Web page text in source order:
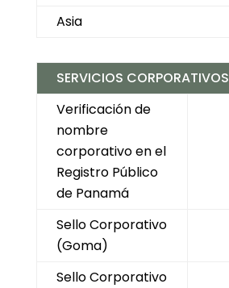
Asia
SERVICIOS CORPORATIVOS
Verificación de
nombre
corporativo en el
Registro Público
de Panamá
Sello Corporativo
(Goma)
Sello Corporativo